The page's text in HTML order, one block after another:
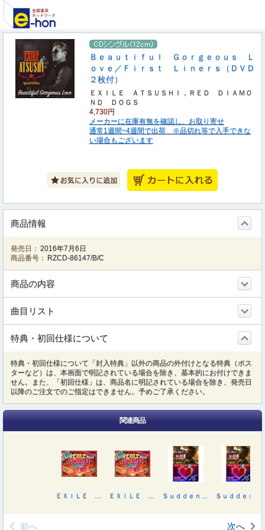
Ｂｅａｕｔｉｆｕｌ Ｇｏｒｇｅｏｕｓ Ｌ
ｏｖｅ／Ｆｉｒｓｔ Ｌｉｎｅｒｓ（ＤＶＤ
２枚付）
ＥＸＩＬＥ ＡＴＳＵＳＨＩ，ＲＥＤ ＤＩＡＭＯ
ＮＤ ＤＯＧＳ
4,730円
メーカーに在庫有無を確認し、お取り寄せ
通常1週間~4週間で出荷 ※品切れ等で入手できな
い場合もございます
商品情報
発売日： 2016年7月6日
商品番号：
RZCD-86147/B/C
商品の内容
曲目リスト
特典・初回仕様について
特典・初回仕様について「封入特典」以外の商品の外付けとなる特典（ポス
ターなど）は、本画面で明記されている場合を除き、基本的にお付けできま
せん。また、「初回仕様」は、商品名に明記されている場合を除き、発売日
以降のご注文でのご指定はできません。予めご了承ください。
関連商品
前へ 次へ